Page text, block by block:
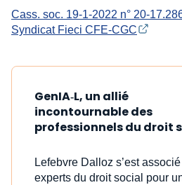
Cass. soc. 19-1-2022 n° 20-
Syndicat Fieci CFE-CGC
GenIA‑L, un allié
incontournable des
professionnels du droit
Lefebvre Dalloz s’est
experts du droit social pour